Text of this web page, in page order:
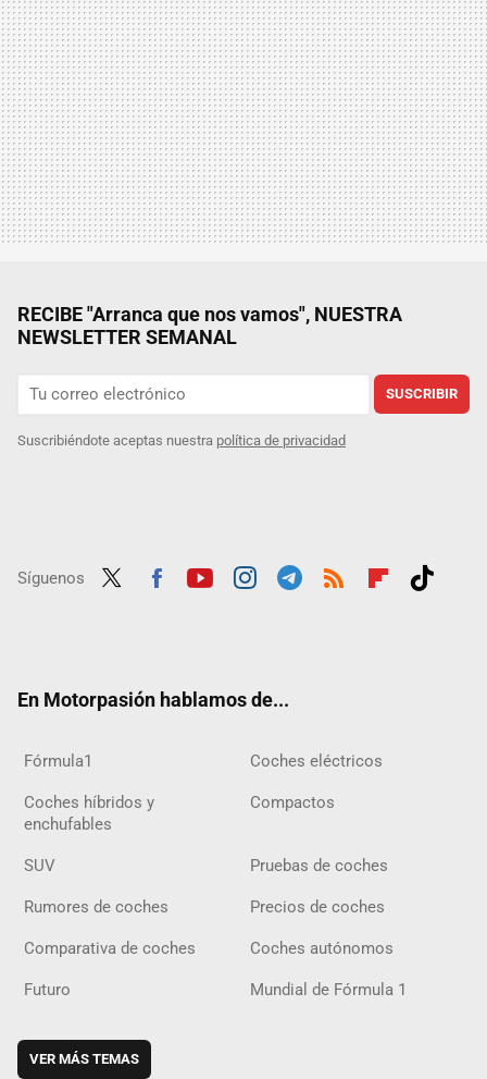
RECIBE "Arranca que nos vamos", NUESTRA
NEWSLETTER SEMANAL
SUSCRIBIR
Suscribiéndote aceptas nuestra política de privacidad
Síguenos
En Motorpasión hablamos de...
Fórmula1 Coches eléctricos
Coches híbridos y
enchufables
Compactos
SUV Pruebas de coches
Rumores de coches Precios de coches
Comparativa de coches Coches autónomos
Futuro Mundial de Fórmula 1
VER MÁS TEMAS